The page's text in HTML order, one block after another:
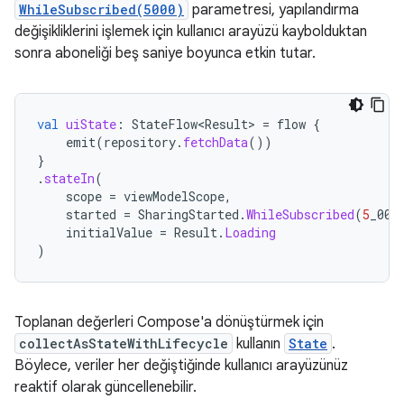
WhileSubscribed(5000) parametresi, yapılandırma
değişikliklerini işlemek için kullanıcı arayüzü kaybolduktan
sonra aboneliği beş saniye boyunca etkin tutar.
val uiState : StateFlow<Result> = flow {
emit(repository. fetchData())
}
. stateIn(
scope = viewModelScope,
started = SharingStarted .WhileSubscribed(5 _000
initialValue = Result. Loading
)
Toplanan değerleri Compose'a dönüştürmek için
collectAsStateWithLifecycle kullanın State .
Böylece, veriler her değiştiğinde kullanıcı arayüzünüz
reaktif olarak güncellenebilir.